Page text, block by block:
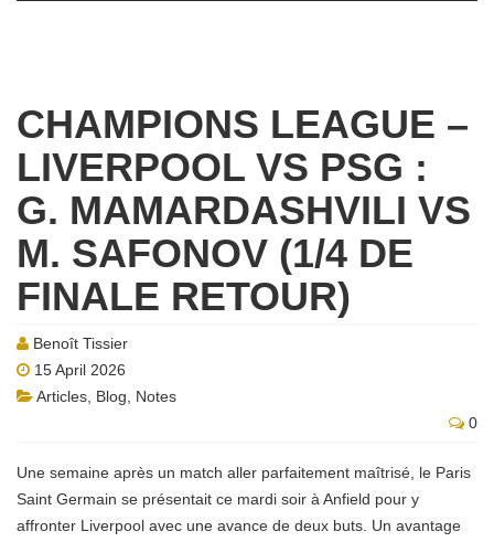
CHAMPIONS LEAGUE –
LIVERPOOL VS PSG :
G. MAMARDASHVILI VS
M. SAFONOV (1/4 DE
FINALE RETOUR)
Benoît Tissier
15 April 2026
Articles Blog
Notes
0
Une semaine après un match aller parfaitement maîtrisé, le Paris
Saint Germain se présentait ce mardi soir à Anfield pour y
affronter Liverpool avec une avance de deux buts. Un avantage